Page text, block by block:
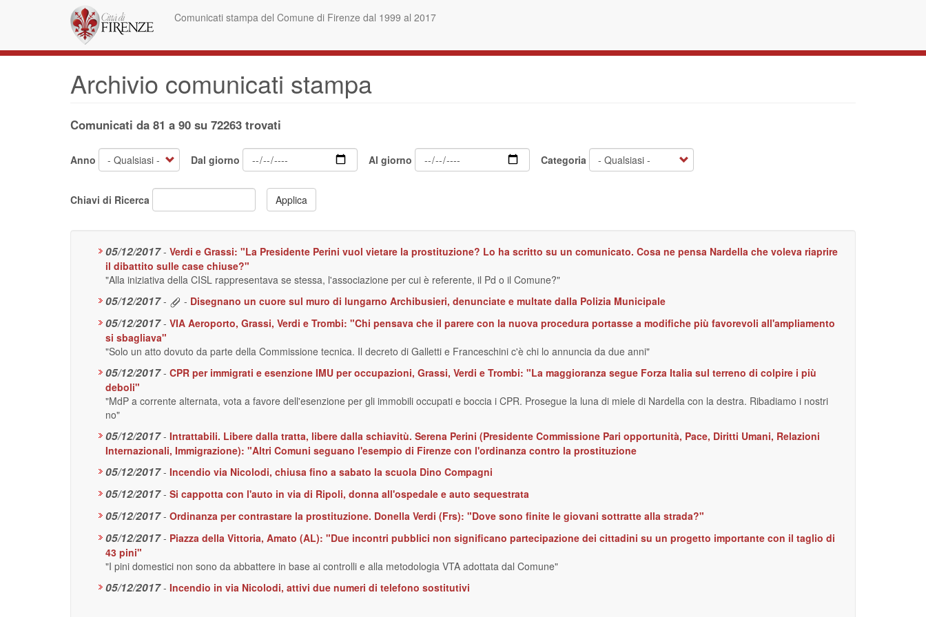
principale
Comunicati stampa del Comune di Firenze dal 1999 al 2017
Archivio comunicati stampa
Comunicati da 81 a 90 su 72263 trovati
Anno Dal giorno Al giorno Categoria
Chiavi di Ricerca Applica
05/12/2017 - Verdi e Grassi: "La Presidente Perini vuol vietare la prostituzione? Lo ha scritto su un comunicato. Cosa ne pensa Nardella che voleva riaprire
il dibattito sulle case chiuse?"
"Alla iniziativa della CISL rappresentava se stessa, l'associazione per cui è referente, il Pd o il Comune?"
05/12/2017 - - Disegnano un cuore sul muro di lungarno Archibusieri, denunciate e multate dalla Polizia Municipale
05/12/2017 - VIA Aeroporto, Grassi, Verdi e Trombi: "Chi pensava che il parere con la nuova procedura portasse a modifiche più favorevoli all'ampliamento
si sbagliava"
"Solo un atto dovuto da parte della Commissione tecnica. Il decreto di Galletti e Franceschini c'è chi lo annuncia da due anni"
05/12/2017 - CPR per immigrati e esenzione IMU per occupazioni, Grassi, Verdi e Trombi: "La maggioranza segue Forza Italia sul terreno di colpire i più
deboli"
"MdP a corrente alternata, vota a favore dell'esenzione per gli immobili occupati e boccia i CPR. Prosegue la luna di miele di Nardella con la destra. Ribadiamo i nostri
no"
05/12/2017 - Intrattabili. Libere dalla tratta, libere dalla schiavitù. Serena Perini (Presidente Commissione Pari opportunità, Pace, Diritti Umani, Relazioni
Internazionali, Immigrazione): "Altri Comuni seguano l'esempio di Firenze con l'ordinanza contro la prostituzione
05/12/2017 - Incendio via Nicolodi, chiusa fino a sabato la scuola Dino Compagni
05/12/2017 - Si cappotta con l'auto in via di Ripoli, donna all'ospedale e auto sequestrata
05/12/2017 - Ordinanza per contrastare la prostituzione. Donella Verdi (Frs): "Dove sono finite le giovani sottratte alla strada?"
05/12/2017 - Piazza della Vittoria, Amato (AL): "Due incontri pubblici non significano partecipazione dei cittadini su un progetto importante con il taglio di
43 pini"
"I pini domestici non sono da abbattere in base ai controlli e alla metodologia VTA adottata dal Comune"
05/12/2017 - Incendio in via Nicolodi, attivi due numeri di telefono sostitutivi